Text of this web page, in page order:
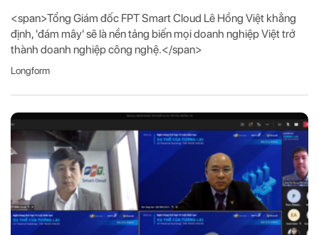
<span>Tổng Giám đốc FPT Smart Cloud Lê Hồng Việt khẳng
định, 'đám mây' sẽ là nền tảng biến mọi doanh nghiệp Việt trở
thành doanh nghiệp công nghệ.</span>
Longform